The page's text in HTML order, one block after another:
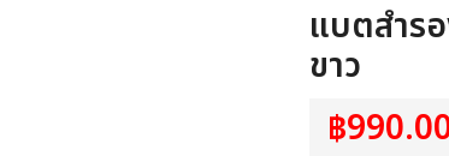
แบตสำร
ขาว
฿